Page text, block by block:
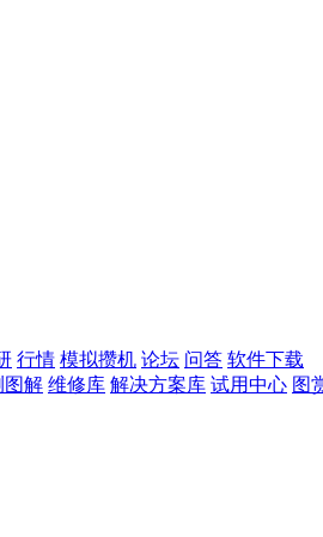
行情 模拟攒机 论坛 问答 软件下载
图解 维修库 解决方案库 试用中心 图